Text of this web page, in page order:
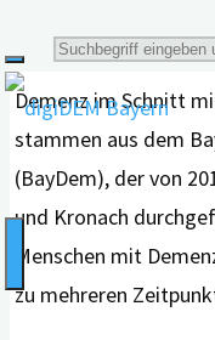
Suche
nach:
den Verstorbenen
Demenz im Schnitt
stammen aus dem
(BayDem), der von
und Kronach
Menschen mit
zu mehreren